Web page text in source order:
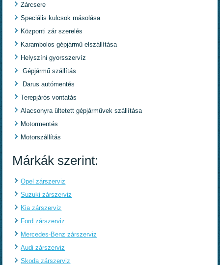
Zárcsere
Speciális kulcsok másolása
Központi zár szerelés
Karambolos gépjármű elszállítása
Helyszíni gyorsszervíz
Gépjármű szállítás
Darus autómentés
Terepjárós vontatás
Alacsonyra ültetett gépjárművek szállítása
Motormentés
Motorszállítás
Márkák szerint:
Opel zárszerviz
Suzuki zárszerviz
Kia zárszerviz
Ford zárszerviz
Mercedes-Benz zárszerviz
Audi zárszerviz
Skoda zárszerviz